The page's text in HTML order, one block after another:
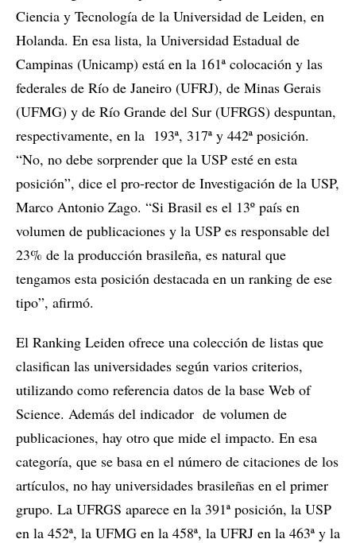
Ciencia y Tecnología de la Universidad de Leiden, en
Holanda. En esa lista, la Universidad Estadual de
Campinas (Unicamp) está en la 161ª colocación y las
federales de Río de Janeiro (UFRJ), de Minas Gerais
(UFMG) y de Río Grande del Sur (UFRGS) despuntan,
respectivamente, en la 193ª, 317ª y 442ª posición.
“No, no debe sorprender que la USP esté en esta
posición”, dice el pro-rector de Investigación de la USP,
Marco Antonio Zago. “Si Brasil es el 13º país en
volumen de publicaciones y la USP es responsable del
23% de la producción brasileña, es natural que
tengamos esta posición destacada en un ranking de ese
tipo”, afirmó.
El Ranking Leiden ofrece una colección de listas que
clasifican las universidades según varios criterios,
utilizando como referencia datos de la base Web of
Science. Además del indicador de volumen de
publicaciones, hay otro que mide el impacto. En esa
categoría, que se basa en el número de citaciones de los
artículos, no hay universidades brasileñas en el primer
grupo. La UFRGS aparece en la 391ª posición, la USP
en la 452ª, la UFMG en la 458ª, la UFRJ en la 463ª y la